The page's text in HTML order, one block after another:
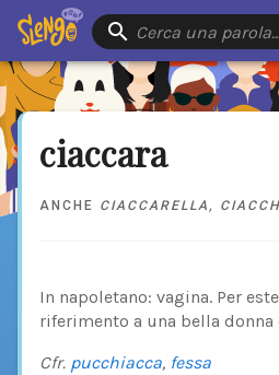
Cerca una parola…
ciaccara
ANCHE CIACCARELLA ,
In napoletano: vagina. Per
riferimento a una bella donna
Cfr. pucchiacca, fessa